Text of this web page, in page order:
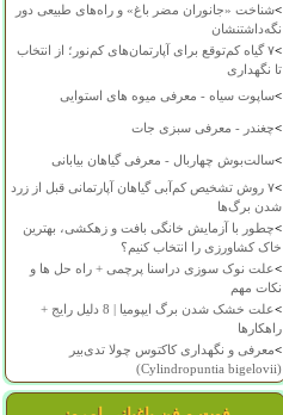
>شناخت «جانوران مضر باغ» و راه‌های طبیعی دور
نگه‌داشتنشان
>
۷ گیاه کم‌توقع برای آپارتمان‌های کم‌نور؛ از انتخاب
تا نگهداری
>ساپوت سیاه - معرفی میوه های استوایی
>چغندر - معرفی سبزی جات
>سالت‌بوش چهاربال - معرفی گیاهان بیابانی
>
۷ روش تشخیص کم‌آبی گیاهان آپارتمانی قبل از زرد
شدن برگ‌ها
>چطور با آزمایش خانگی بافت و زهکشی، بهترین
خاک کشاورزی را انتخاب کنیم؟
>علت نوک سوزی دراسنا پرچمی + راه حل ها و
نکات مهم
>
علت خشک شدن برگ ایپومیا | 8 دلیل رایج +
راهکارها
>معرفی و نگهداری کاکتوس چولا تدی‌بیر
(Cylindropuntia bigelovii)